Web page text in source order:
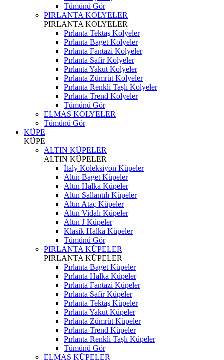
Tümünü Gör
PIRLANTA KOLYELER
PIRLANTA KOLYELER
Pırlanta Tektaş Kolyeler
Pırlanta Baget Kolyeler
Pırlanta Fantazi Kolyeler
Pırlanta Safir Kolyeler
Pırlanta Yakut Kolyeler
Pırlanta Zümrüt Kolyeler
Pırlanta Renkli Taşlı Kolyeler
Pırlanta Trend Kolyeler
Tümünü Gör
ELMAS KOLYELER
Tümünü Gör
KÜPE
KÜPE
ALTIN KÜPELER
ALTIN KÜPELER
İtaly Koleksiyon Küpeler
Altın Baget Küpeler
Altın Halka Küpeler
Altın Sallantılı Küpeler
Altın Ataç Küpeler
Altın Vidalı Küpeler
Altın J Küpeler
Klasik Halka Küpeler
Tümünü Gör
PIRLANTA KÜPELER
PIRLANTA KÜPELER
Pırlanta Baget Küpeler
Pırlanta Halka Küpeler
Pırlanta Fantazi Küpeler
Pırlanta Safir Küpeler
Pırlanta Tektaş Küpeler
Pırlanta Yakut Küpeler
Pırlanta Zümrüt Küpeler
Pırlanta Trend Küpeler
Pırlanta Renkli Taşlı Küpeler
Tümünü Gör
ELMAS KÜPELER